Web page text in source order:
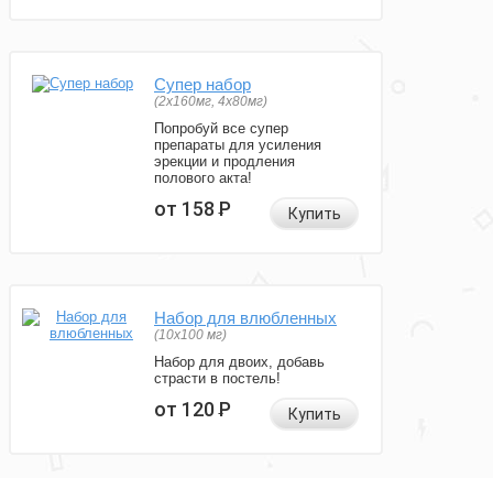
Супер набор
(2х160мг, 4х80мг)
Попробуй все супер
препараты для усиления
эрекции и продления
полового акта!
от 158Р Купить
Набор для влюбленных
(10х100 мг)
Набор для двоих, добавь
страсти в постель!
от 120Р Купить